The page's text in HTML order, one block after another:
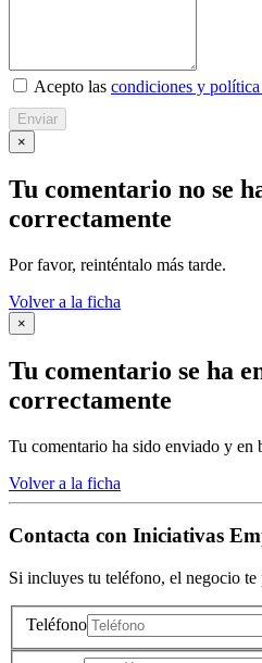
Acepto las condiciones y política
Enviar
×
Tu comentario no se
correctamente
Por favor, reinténtalo más tarde.
Volver a la ficha
×
Tu comentario se ha
correctamente
Tu comentario ha sido enviado y en
Volver a la ficha
Contacta con Iniciativas
Si incluyes tu teléfono, el negocio te
Teléfono